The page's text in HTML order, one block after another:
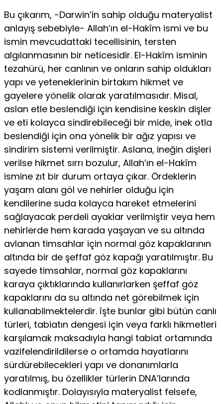
Bu çıkarım, -Darwin’in sahip olduğu materyalist
anlayış sebebiyle- Allah’ın el-Hakîm ismi ve bu
ismin mevcudattaki tecellisinin, tersten
algılanmasının bir neticesidir. El-Hakîm isminin
tezahürü, her canlının ve onların sahip oldukları
yapı ve yeteneklerinin birtakım hikmet ve
gayelere yönelik olarak yaratılmasıdır. Misal,
aslan etle beslendiği için kendisine keskin dişler
ve eti kolayca sindirebileceği bir mide, inek otla
beslendiği için ona yönelik bir ağız yapısı ve
sindirim sistemi verilmiştir. Aslana, ineğin dişleri
verilse hikmet sırrı bozulur, Allah’ın el-Hakîm
ismine zıt bir durum ortaya çıkar. Ördeklerin
yaşam alanı göl ve nehirler olduğu için
kendilerine suda kolayca hareket etmelerini
sağlayacak perdeli ayaklar verilmiştir veya hem
nehirlerde hem karada yaşayan ve su altında
avlanan timsahlar için normal göz kapaklarının
altında bir de şeffaf göz kapağı yaratılmıştır. Bu
sayede timsahlar, normal göz kapaklarını
karaya çıktıklarında kullanırlarken şeffaf göz
kapaklarını da su altında net görebilmek için
kullanabilmektelerdir. îşte bunlar gibi bütün canlı
türleri, tabiatın dengesi için veya farklı hikmetleri
karşılamak maksadıyla hangi tabiat ortamında
vazifelendirildilerse o ortamda hayatlarını
sürdürebilecekleri yapı ve donanımlarla
yaratılmış, bu özellikler türlerin DNA’larında
kodlanmıştır. Dolayısıyla materyalist felsefe,